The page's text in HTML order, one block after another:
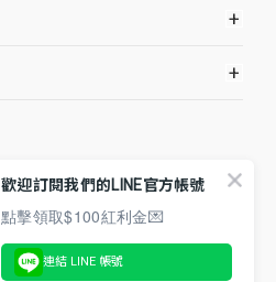
+
+
歡迎訂閱我們的LINE官方帳號
點擊領取$100紅利金💌
連結 LINE 帳號